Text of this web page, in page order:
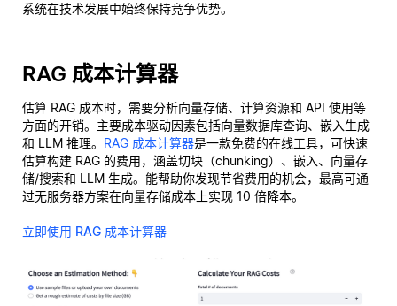
系统在技术发展中始终保持竞争优势。
RAG 成本计算器
估算 RAG 成本时，需要分析向量存储、计算资源和 API 使用等
方面的开销。主要成本驱动因素包括向量数据库查询、嵌入生成
和 LLM 推理。 RAG 成本计算器是一款免费的在线工具，可快速
估算构建 RAG 的费用，涵盖切块（chunking）、嵌入、向量存
储/搜索和 LLM 生成。能帮助你发现节省费用的机会，最高可通
过无服务器方案在向量存储成本上实现 10 倍降本。
立即使用 RAG 成本计算器